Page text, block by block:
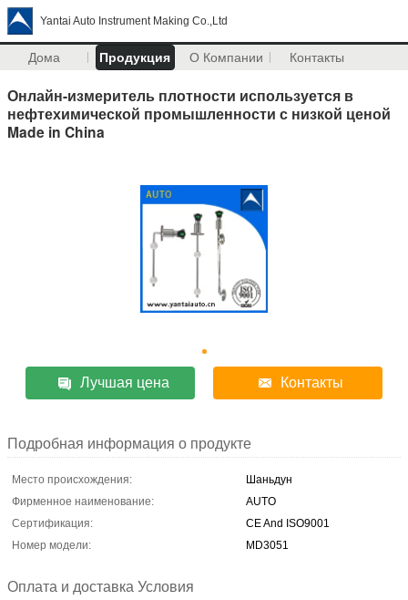
Yantai Auto Instrument Making Co.,Ltd
Дома Продукция О Компании Контакты
Онлайн-измеритель плотности используется в
нефтехимической промышленности с низкой ценой
Made in China
Лучшая цена Контакты
Подробная информация о продукте
Место происхождения:
Шаньдун
Фирменное наименование:
AUTO
Сертификация:
CE And ISO9001
Номер модели:
MD3051
Оплата и доставка Условия